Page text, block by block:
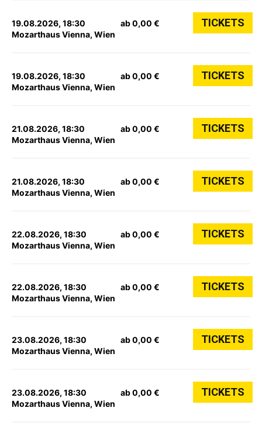
19.08.2026, 18:30
Mozarthaus Vienna, Wien
ab 0,00 € TICKETS
19.08.2026, 18:30
Mozarthaus Vienna, Wien
ab 0,00 € TICKETS
21.08.2026, 18:30
Mozarthaus Vienna, Wien
ab 0,00 € TICKETS
21.08.2026, 18:30
Mozarthaus Vienna, Wien
ab 0,00 € TICKETS
22.08.2026, 18:30
Mozarthaus Vienna, Wien
ab 0,00 € TICKETS
22.08.2026, 18:30
Mozarthaus Vienna, Wien
ab 0,00 € TICKETS
23.08.2026, 18:30
Mozarthaus Vienna, Wien
ab 0,00 € TICKETS
23.08.2026, 18:30
Mozarthaus Vienna, Wien
ab 0,00 € TICKETS